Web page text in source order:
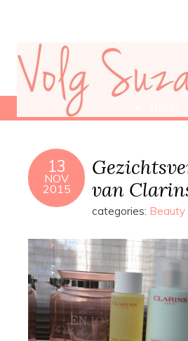
13
NOV
2015
van
categories: Beauty